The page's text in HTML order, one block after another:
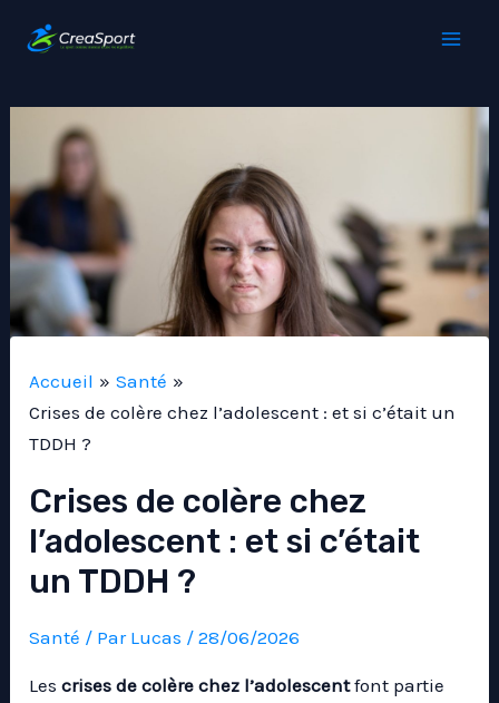
Accueil
Santé
Crises de colère chez l’adolescent : et si c’était un
TDDH ?
Crises de colère chez
l’adolescent : et si c’était
un TDDH ?
Santé / Par Lucas /28/06/2026
Lescrises de colère chez l’adolescentfont partie